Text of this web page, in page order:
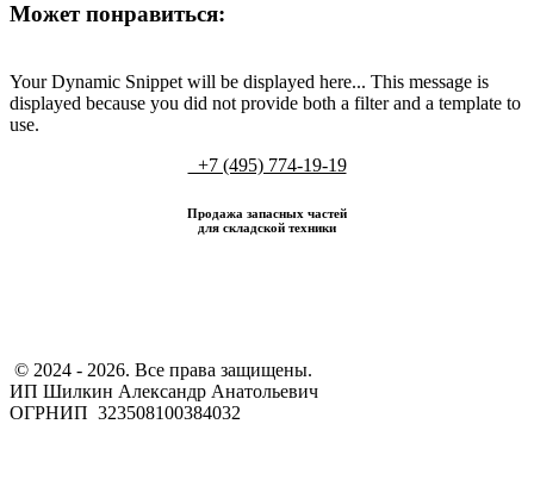
Может понравиться:
Your Dynamic Snippet will be displayed here... This message is
displayed because you did not provide both a filter and a template to
use.
+7 (495) 774-19-19
Продажа запасных частей
для складской техники
​ © 2024 - 2026. Все права защищены.
ИП Шилкин Александр Анатольевич
ОГРНИП 323508100384032